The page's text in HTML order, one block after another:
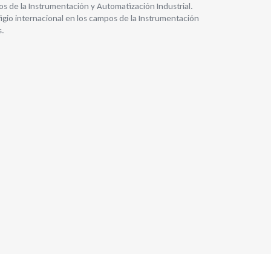
de la Instrumentación y Automatización Industrial.
internacional en los campos de la Instrumentación